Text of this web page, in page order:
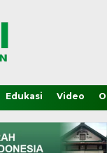
Edukasi Video